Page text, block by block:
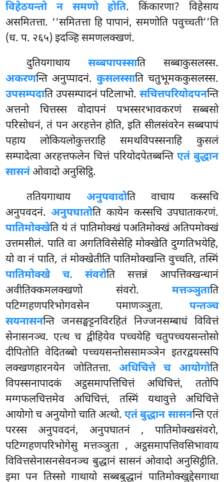
विहेठयन्तो न समणो होति. किंकारणा? विहेसाय
असमितत्ता. ‘‘समितत्ता हि पापानं, समणोति पवुच्चती’’ति
(ध. प. २६५) इदञ्हि समणलक्खणं.
दुतियगाथाय सब्बपापस्साति सब्बाकुसलस्स.
अकरणन्ति अनुप्पादनं. कुसलस्साति चतुभूमककुसलस्स.
उपसम्पदाति उपसम्पादनं पटिलाभो. सचित्तपरियोदपनन्ति
अत्तनो चित्तस्स वोदापनं पभस्सरभावकरणं सब्बसो
परिसोधनं, तं पन अरहत्तेन होति, इति सीलसंवरेन सब्बपापं
पहाय लोकियलोकुत्तराहि समथविपस्सनाहि कुसलं
सम्पादेत्वा अरहत्तफलेन चित्तं परियोदपेतब्बन्ति एतं बुद्धान
सासनंओवादो अनुसिट्ठि.
ततियगाथाय अनुपवादोति वाचाय कस्सचि
अनुपवदनं.अनुपघातोति कायेन कस्सचि उपघाताकरणं.
पातिमोक्खेति यं तं पातिमोक्खं पअतिमोक्खं अतिपमोक्खं
उत्तमसीलं. पाति वा अगतिविसेसेहि मोक्खेति दुग्गतिभयेहि,
यो वा नं पाति, तं मोक्खेतीति पातिमोक्खन्ति वुच्चति, तस्मिं
पातिमोक्खे च. संवरोति सत्तन्नं आपत्तिक्खन्धानं
अवीतिक्कमलक्खणो संवरो. मत्तञ्ञुताति
पटिग्गहणपरिभोगवसेन पमाणञ्ञुता. पन्तञ्च
सयनासनन्ति जनसङ्घट्टनविरहितं निज्जनसम्बाधं विवित्तं
सेनासनञ्च. एत्थ च द्वीहियेव पच्चयेहि चतुपच्चयसन्तोसो
दीपितोति वेदितब्बो पच्चयसन्तोससामञ्ञेन इतरद्वयस्सपि
लक्खणहारनयेन जोतितत्ता. अधिचित्ते च आयोगोति
विपस्सनापादकं अट्ठसमापत्तिचित्तं अधिचित्तं, ततोपि
मग्गफलचित्तमेव अधिचित्तं, तस्मिं यथावुत्ते अधिचित्ते
आयोगो च अनुयोगो चाति अत्थो.एतं बुद्धान सासनन्ति एतं
परस्स अनुपवदनं, अनुपघातनं , पातिमोक्खसंवरो,
पटिग्गहणपरिभोगेसु मत्तञ्ञुता , अट्ठसमापत्तिवसिभावाय
विवित्तसेनासनसेवनञ्च बुद्धानं सासनं ओवादो अनुसिट्ठीति.
इमा पन तिस्सो गाथायो सब्बबुद्धानं पातिमोक्खुद्देसगाथा